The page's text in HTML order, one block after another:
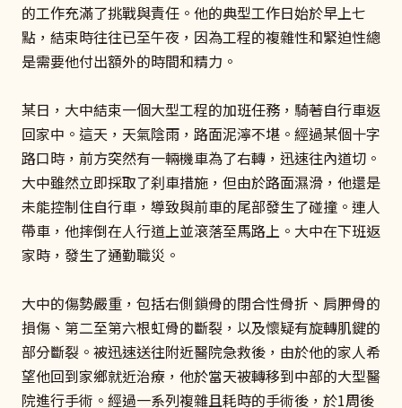
的工作充滿了挑戰與責任。他的典型工作日始於早上七
點，結束時往往已至午夜，因為工程的複雜性和緊迫性總
是需要他付出額外的時間和精力。
某日，大中結束一個大型工程的加班任務，騎著自行車返
回家中。這天，天氣陰雨，路面泥濘不堪。經過某個十字
路口時，前方突然有一輛機車為了右轉，迅速往內道切。
大中雖然立即採取了刹車措施，但由於路面濕滑，他還是
未能控制住自行車，導致與前車的尾部發生了碰撞。連人
帶車，他摔倒在人行道上並滾落至馬路上。大中在下班返
家時，發生了通勤職災。
大中的傷勢嚴重，包括右側鎖骨的閉合性骨折、肩胛骨的
損傷、第二至第六根虹骨的斷裂，以及懷疑有旋轉肌鍵的
部分斷裂。被迅速送往附近醫院急救後，由於他的家人希
望他回到家鄉就近治療，他於當天被轉移到中部的大型醫
院進行手術。經過一系列複雜且耗時的手術後，於1周後